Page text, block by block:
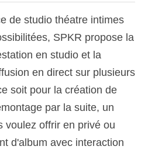
de studio théatre intimes
SPKR propose la
en studio et la
en direct sur plusieurs
soit pour la création de
par la suite, un
voulez offrir en privé ou
d'album avec interaction